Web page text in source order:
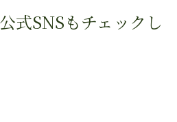
式SNSもチェックし